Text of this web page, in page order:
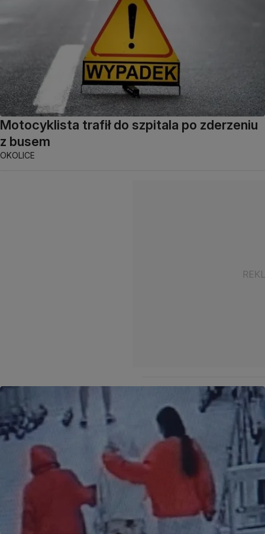
Motocyklista trafił do szpitala po zderzeniu
z busem
OKOLICE